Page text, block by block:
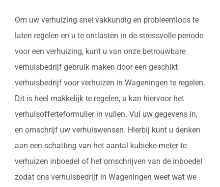
Om uw verhuizing snel vakkundig en probleemloos te
laten regelen en u te ontlasten in de stressvolle periode
voor een verhuizing, kunt u van onze betrouwbare
verhuisbedrijf gebruik maken door een geschikt
verhuisbedrijf voor verhuizen in Wageningen te regelen.
Dit is heel makkelijk te regelen, u kan hiervoor het
verhuisofferteformulier in vullen. Vul uw gegevens in,
en omschrijf uw verhuiswensen. Hierbij kunt u denken
aan een schatting van het aantal kubieke meter te
verhuizen inboedel of het omschrijven van de inboedel
zodat ons verhuisbedrijf in Wageningen weet wat we